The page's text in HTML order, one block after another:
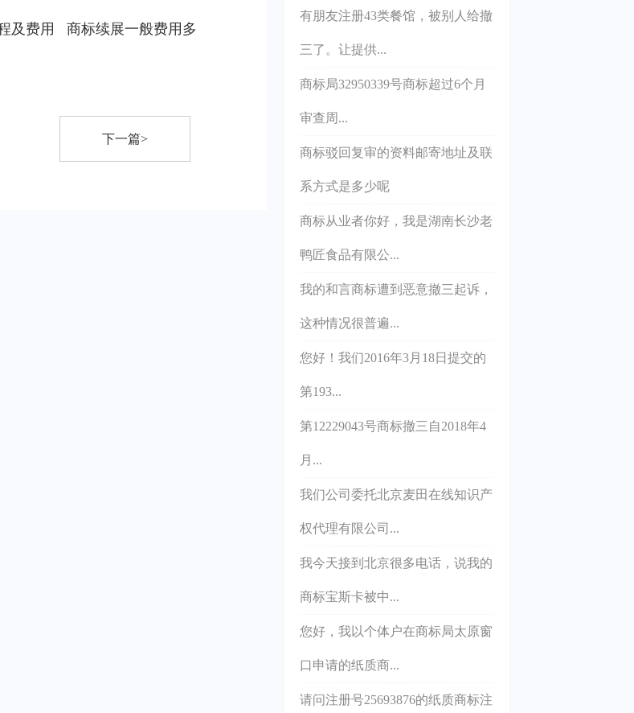
及费用
商标续展一般费用多
下一篇>
有朋友注册43类餐馆，被别人给撤
三了。让提供...
商标局32950339号商标超过6个月
审查周...
商标驳回复审的资料邮寄地址及联
系方式是多少呢
商标从业者你好，我是湖南长沙老
鸭匠食品有限公...
我的和言商标遭到恶意撤三起诉，
这种情况很普遍...
您好！我们2016年3月18日提交的
第193...
第12229043号商标撤三自2018年4
月...
我们公司委托北京麦田在线知识产
权代理有限公司...
我今天接到北京很多电话，说我的
商标宝斯卡被中...
您好，我以个体户在商标局太原窗
口申请的纸质商...
请问注册号25693876的纸质商标注